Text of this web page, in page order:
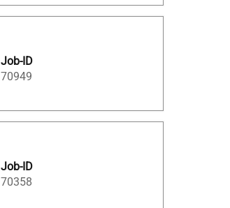
Job-ID
70949
Job-ID
70358